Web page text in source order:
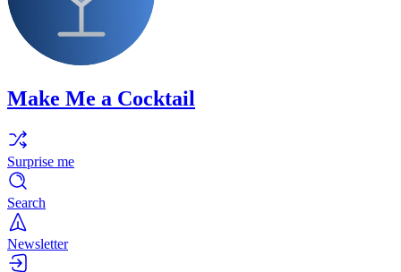
Make Me a Cocktail
Surprise me
Search
Newsletter